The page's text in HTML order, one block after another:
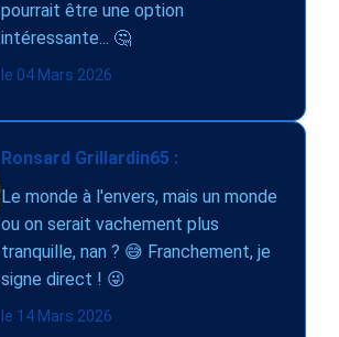
pourrait être une option
intéressante... 🤔
le 04 Mars 2026
Ronsard Grillardin65 :
Le monde à l'envers, mais un monde
ou on serait vachement plus
tranquille, nan ? 😅 Franchement, je
signe direct ! 😜
le 14 Mars 2026